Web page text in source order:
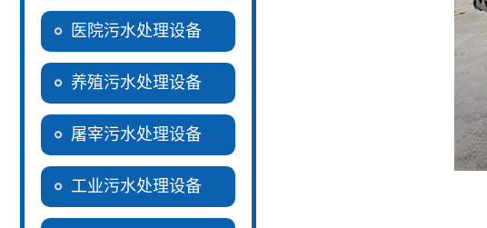
医院污水处理设备
养殖污水处理设备
屠宰污水处理设备
工业污水处理设备